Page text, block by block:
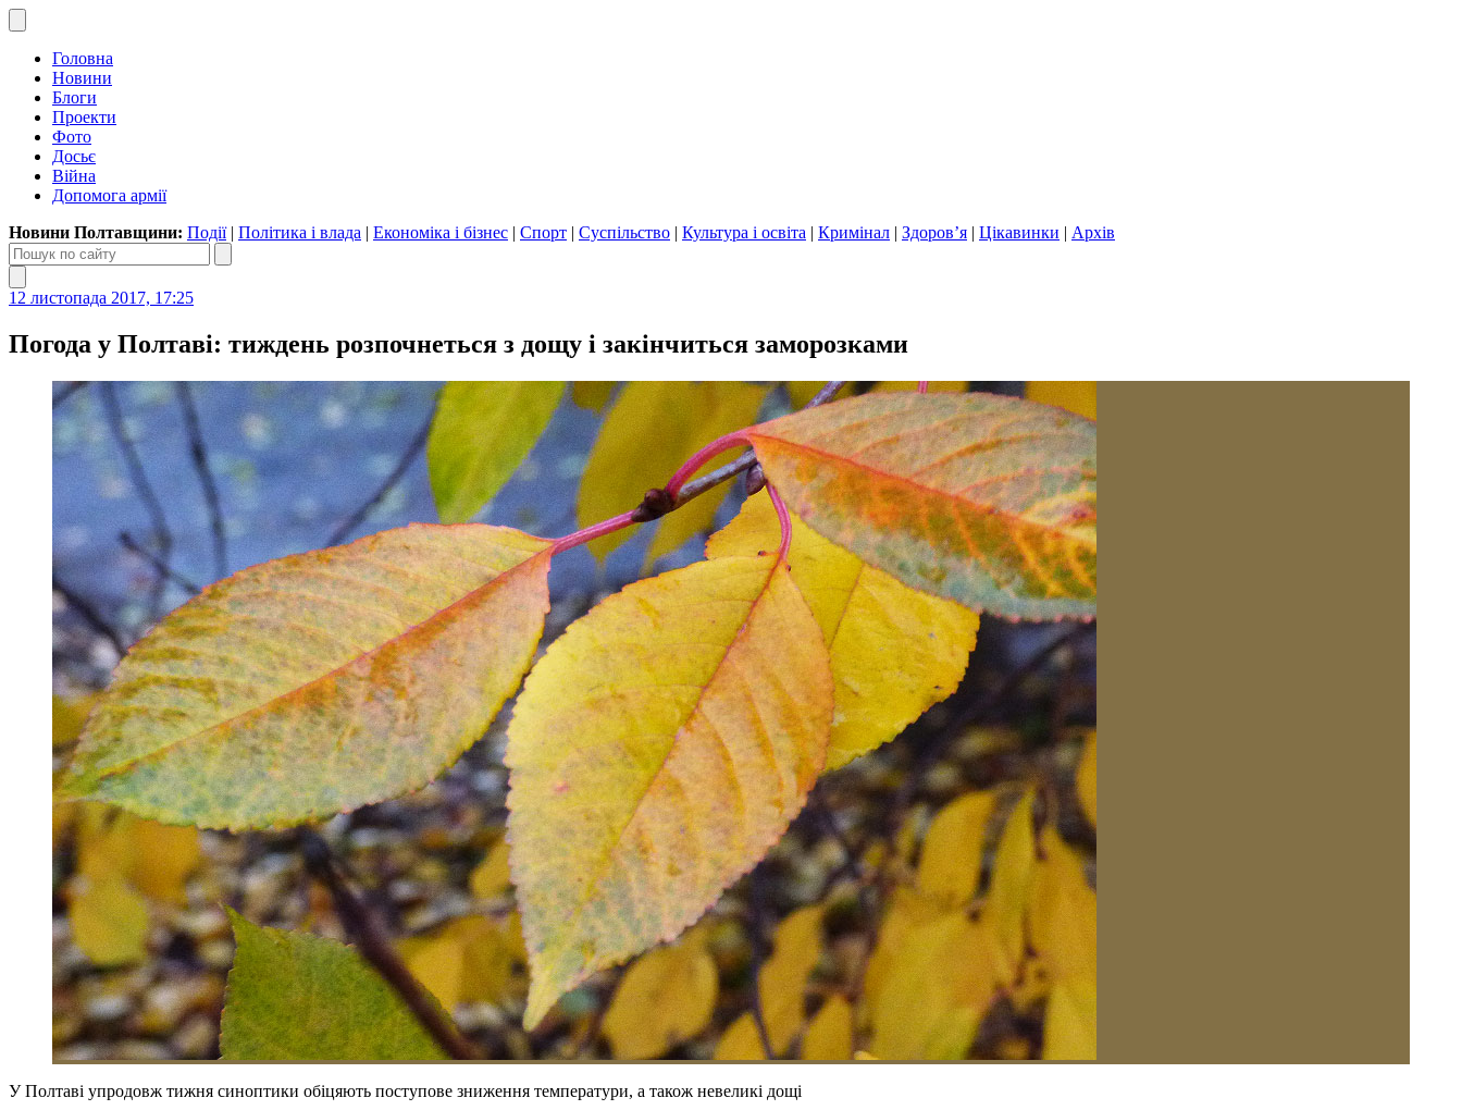
Головна
Новини
Блоги
Проекти
Фото
Досьє
Війна
Допомога армії
Новини Полтавщини: Події| Політика і влада | Економіка і бізнес | Спорт | Суспільство | Культура і освіта | Кримінал | Здоров’я | Цікавинки | Архів
12 листопада 2017, 17:25
Погода у Полтаві: тиждень розпочнеться з дощу і закінчиться заморозками
У Полтаві упродовж тижня синоптики обіцяють поступове зниження температури, а також невеликі дощі